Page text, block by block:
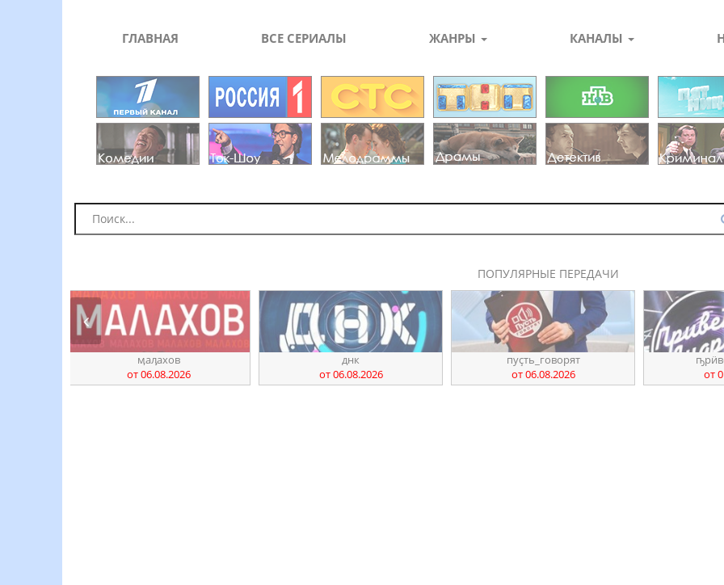
ГЛАВНАЯ ВСЕ СЕРИАЛЫ ЖАНРЫ КАНАЛЫ
ПОПУЛЯРНЫЕ ПЕРЕДАЧИ
ӎаԓахов
от 06.08.2026
днк
от 06.08.2026
пуҫть_говорят
от 06.08.2026
от